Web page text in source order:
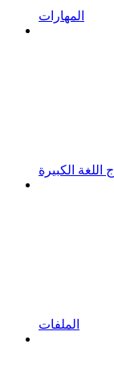
المهارات
الملفات